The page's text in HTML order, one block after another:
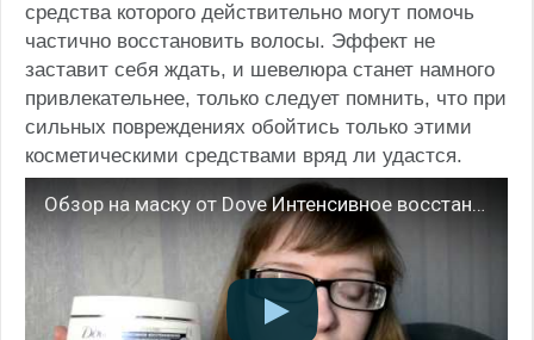
средства которого действительно могут помочь
частично восстановить волосы. Эффект не
заставит себя ждать, и шевелюра станет намного
привлекательнее, только следует помнить, что при
сильных повреждениях обойтись только этими
косметическими средствами вряд ли удастся.
Обзор на маску от Dove Интенсивное восстановление.